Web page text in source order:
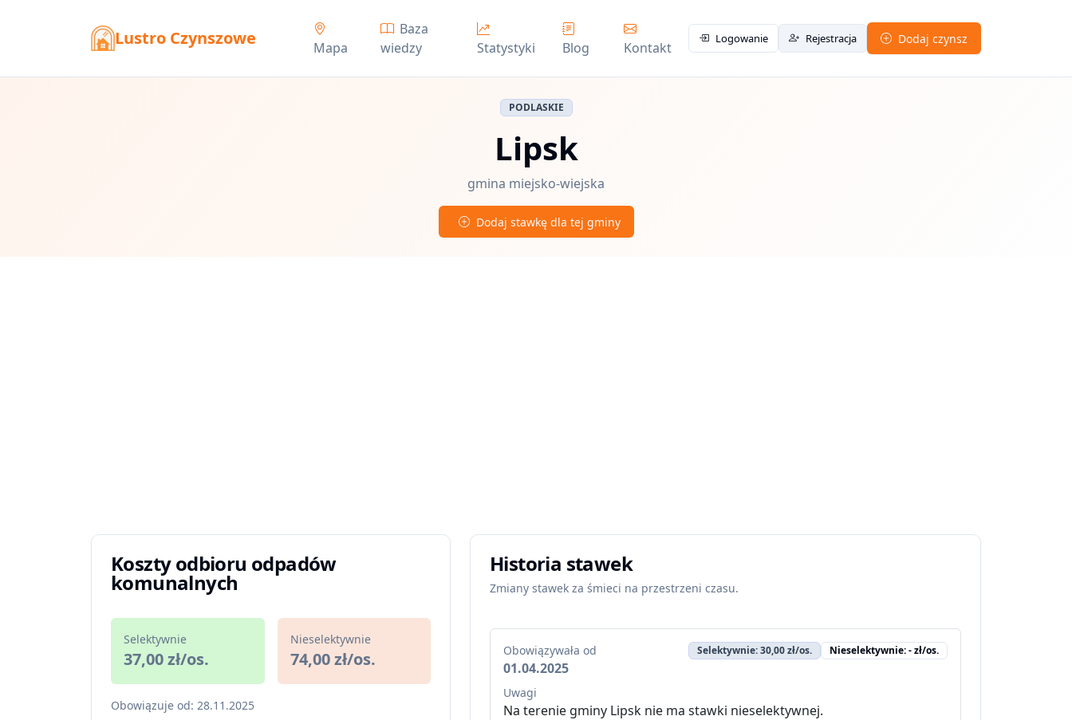
Lustro Czynszowe Mapa
Baza
wiedzy
Statystyki Blog Kontakt
Logowanie Rejestracja Dodaj czynsz
PODLASKIE
Lipsk
gmina miejsko-wiejska
Dodaj stawkę dla tej gminy
Koszty odbioru odpadów
komunalnych
Selektywnie
37,00 zł/os.
Nieselektywnie
74,00 zł/os.
Obowiązuje od: 28.11.2025
Historia stawek
Zmiany stawek za śmieci na przestrzeni czasu.
Obowiązywała od
01.04.2025
Selektywnie: 30,00 zł/os. Nieselektywnie: - zł/os.
Uwagi
Na terenie gminy Lipsk nie ma stawki nieselektywnej.